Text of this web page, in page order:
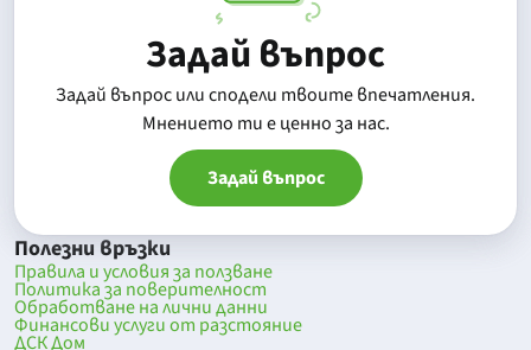
Задай въпрос
Задай въпрос или сподели твоите впечатления.
Mнението ти е ценно за нас.
Задай въпрос
Полезни връзки
Правила и условия за ползване
Политика за поверителност
Обработване на лични данни
Финансови услуги от разстояние
ДСК Дом